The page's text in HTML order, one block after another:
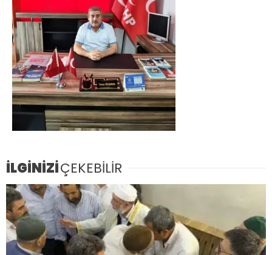
İLGİNİZİÇEKEBİLİR